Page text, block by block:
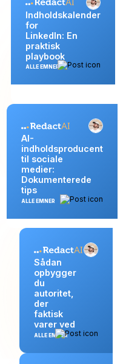
Indholdskalender
for
LinkedIn: En
praktisk
playbook
ALLE EMNER
AI-
indholdsproducent
til sociale
medier:
Dokumenterede
tips
ALLE EMNER
Sådan
opbygger
du
autoritet,
der
faktisk
varer ved
ALLE EMNER